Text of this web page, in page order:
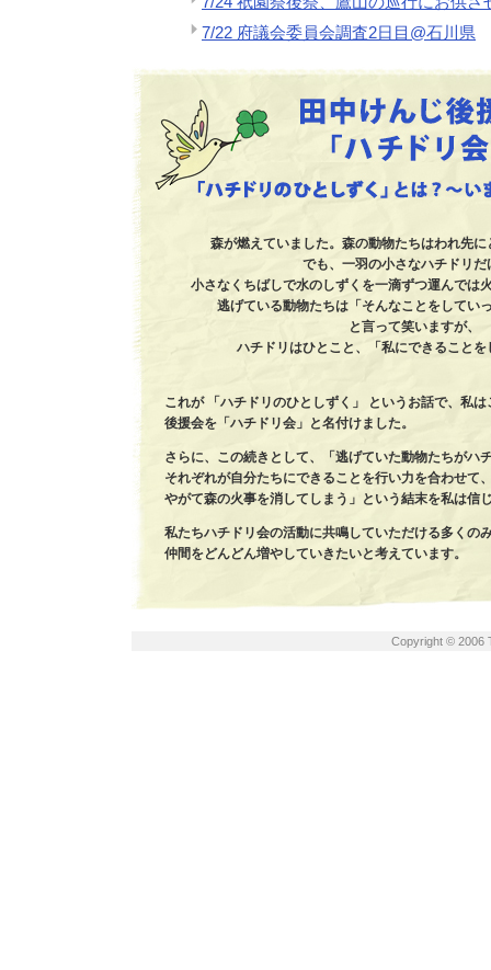
7/22 府議会委員会調査2日目@石川県
森が燃えていました。森の動物たちはわれ先
でも、一羽の小さなハチドリだ
小さなくちばしで水のしずくを一滴ずつ運んでは
逃げている動物たちは「そんなことをしてい
と言って笑いますが、
ハチドリはひとこと、「私にできることを
これが 「ハチドリのひとしずく」 というお話で、私
後援会を「ハチドリ会」と名付けました。
さらに、この続きとして、「逃げていた動物たちがハ
それぞれが自分たちにできることを行い力を合わせて
やがて森の火事を消してしまう」という結末を私は信
私たちハチドリ会の活動に共鳴していただける多くの
仲間をどんどん増やしていきたいと考えています。
Copyright © 2006